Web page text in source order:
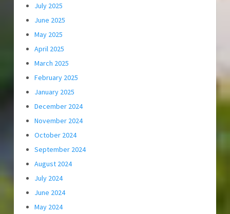
July 2025
June 2025
May 2025
April 2025
March 2025
February 2025
January 2025
December 2024
November 2024
October 2024
September 2024
August 2024
July 2024
June 2024
May 2024